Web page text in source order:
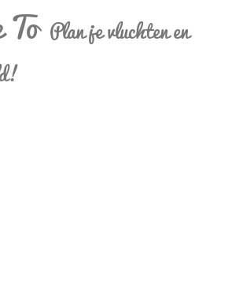
Plan je vluchten en